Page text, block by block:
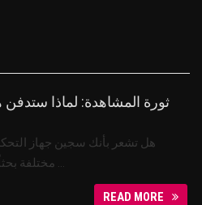
ثورة المشاهدة: لماذا
مختلفة بحثاً عن فيلم واحد؟ هل سئمت من …
READ MORE